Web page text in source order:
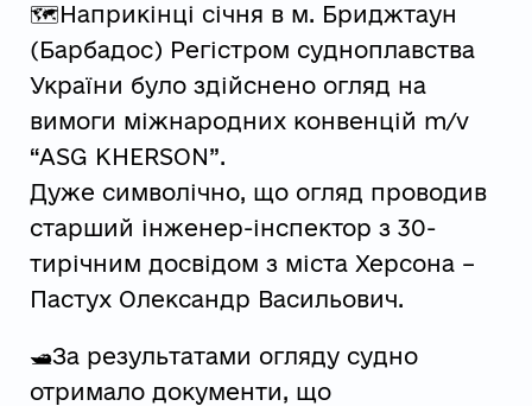
🗺️Наприкінці січня в м. Бриджтаун
(Барбадос) Регістром судноплавства
України було здійснено огляд на
вимоги міжнародних конвенцій m/v
“ASG KHERSON”.
Дуже символічно, що огляд проводив
старший інженер-інспектор з 30-
тирічним досвідом з міста Херсона –
Пастух Олександр Васильович.
🛥️За результатами огляду судно
отримало документи, що